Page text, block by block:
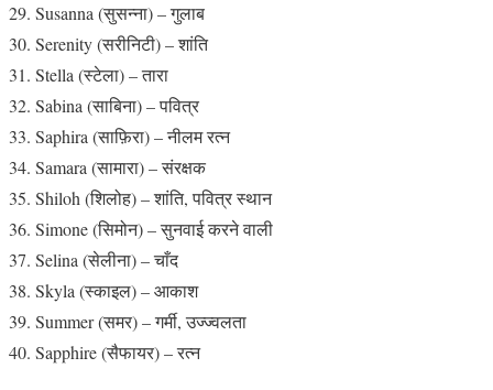
Susanna (सुसन्ना) – गुलाब
Serenity (सरीनिटी) – शांति
Stella (स्टेला) – तारा
Sabina (साबिना) – पवित्र
Saphira (साफ़िरा) – नीलम रत्न
Samara (सामारा) – संरक्षक
Shiloh (शिलोह) – शांति, पवित्र स्थान
Simone (सिमोन) – सुनवाई करने वाली
Selina (सेलीना) – चाँद
Skyla (स्काइल) – आकाश
Summer (समर) – गर्मी, उज्ज्वलता
Sapphire (सैफायर) – रत्न